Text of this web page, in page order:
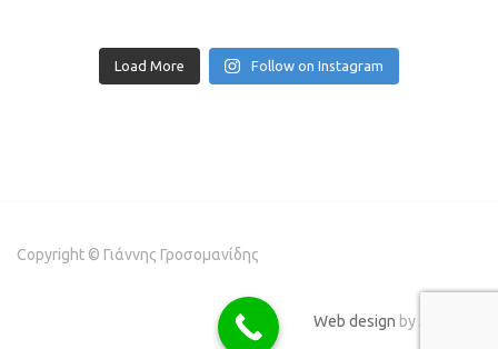
Load More Follow on Instagram
Copyright © Γιάννης Γροσομανίδης
Web design by Addicted